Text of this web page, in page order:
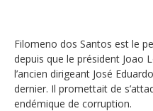
Filomeno dos Santos est le
depuis que le président Joao
l’ancien dirigeant José
dernier. Il promettait de
endémique de corruption.